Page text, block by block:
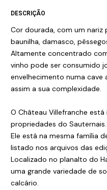
DESCRIÇÃO
Cor dourada, com um
baunilha, damasco,
Altamente concentrado
vinho pode ser consumido
envelhecimento numa cave
assim a sua complexidade.
O Château Villefranche
propriedades do Sauternais.
Ele está na mesma família
listado nos arquivos das
Localizado no planalto do
uma grande variedade de
calcário.